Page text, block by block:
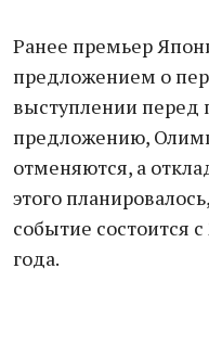
Ранее премьер
предложением о
выступлении перед
предложению,
отменяются, а
этого
событие состоится
года.